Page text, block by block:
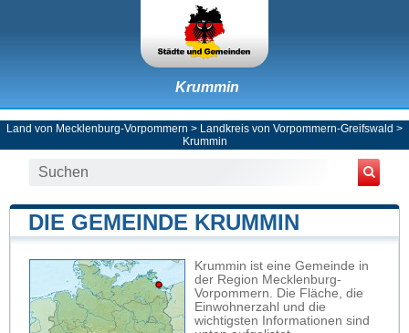
Krummin
Land von Mecklenburg-Vorpommern > Landkreis von Vorpommern-Greifswald >
Krummin
DIE GEMEINDE KRUMMIN
Krummin ist eine Gemeinde in
der Region Mecklenburg-
Vorpommern. Die Fläche, die
Einwohnerzahl und die
wichtigsten Informationen sind